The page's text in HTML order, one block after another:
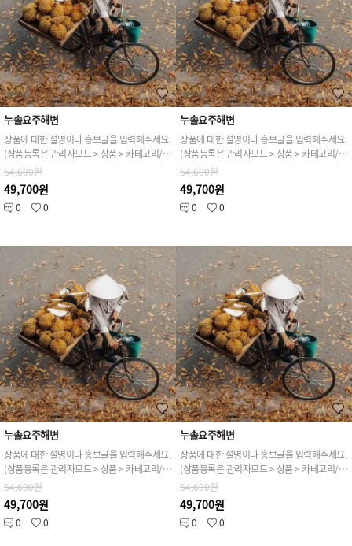
누솔요주해변
상품에 대한 설명이나 홍보글을 입력해주세요.
(상품등록은 관리자모드 > 상품 > 카테고리/상품관리 > 상품등록 가능)
54,600원
49,700원
0 0
누솔요주해변
상품에 대한 설명이나 홍보글을 입력해주세요.
(상품등록은 관리자모드 > 상품 > 카테고리/상품관리 > 상품등록 가능)
54,600원
49,700원
0 0
누솔요주해변
상품에 대한 설명이나 홍보글을 입력해주세요.
(상품등록은 관리자모드 > 상품 > 카테고리/상품관리 > 상품등록 가능)
54,600원
49,700원
0 0
누솔요주해변
상품에 대한 설명이나 홍보글을 입력해주세요.
(상품등록은 관리자모드 > 상품 > 카테고리/상품관리 > 상품등록 가능)
54,600원
49,700원
0 0